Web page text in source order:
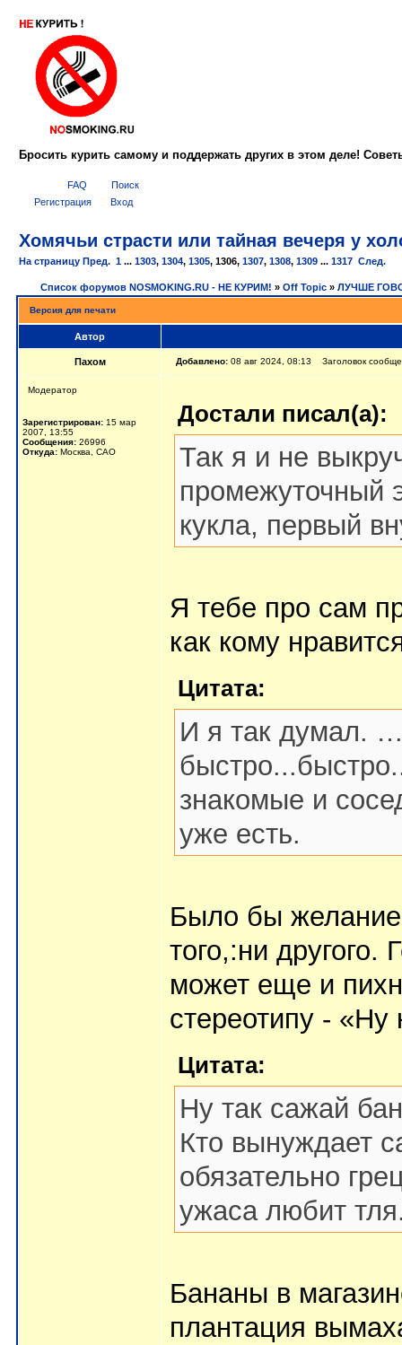
Бросить курить самому и поддержать других в этом деле!
FAQ
Поиск
Регистрация
Вход
Хомячьи страсти или тайная вечеря у
На страницу Пред. 1 ... 1303, 1304, 1305, 1306, 1307, 1308, 1309 ... 1317 След.
Список форумов NOSMOKING.RU - НЕ КУРИМ! » Off Topic » ЛУЧШЕ
Версия для печати
Автор
Пахом Добавлено: 08 авг 2024, 08:13 Заголовок
Мoдератор
Зарегистрирован: 15 мар
2007, 13:55
Сообщения: 26996
Откуда: Москва, САО
Достали писал(а):
Так я и не
промежуточный
кукла, первый
Я тебе про сам
как кому
Цитата:
И я так думал. …
знакомые и
уже есть.
Было бы желание
того,:ни другого.
может еще и
стереотипу - «Ну
Цитата:
Ну так сажай
Кто вынуждает
обязательно
ужаса любит
Бананы в
плантация